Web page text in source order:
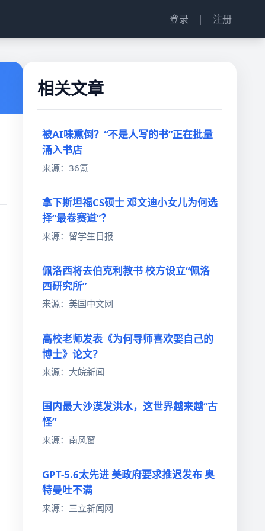
登录 | 注册
相关文章
被AI味熏倒？“不是人写的书”正在批量
涌入书店
来源：36氪
拿下斯坦福CS硕士 邓文迪小女儿为何选
择“最卷赛道”？
来源：留学生日报
佩洛西将去伯克利教书 校方设立“佩洛
西研究所”
来源：美国中文网
高校老师发表《为何导师喜欢娶自己的
博士》论文？
来源：大皖新闻
国内最大沙漠发洪水，这世界越来越“古
怪”
来源：南风窗
GPT-5.6太先进 美政府要求推迟发布 奥
特曼吐不满
来源：三立新闻网